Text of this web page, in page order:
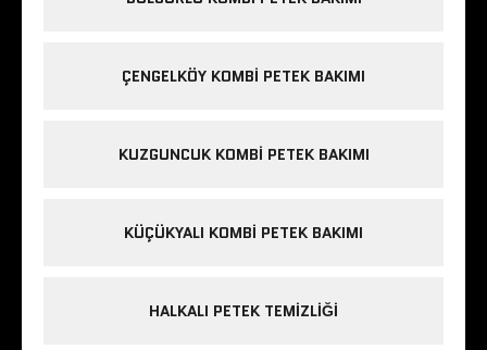
ÇENGELKÖY KOMBI PETEK BAKIMI
KUZGUNCUK KOMBI PETEK BAKIMI
KÜÇÜKYALI KOMBI PETEK BAKIMI
HALKALI PETEK TEMIZLIĞI